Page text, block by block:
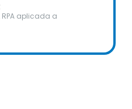
RPA aplicada a